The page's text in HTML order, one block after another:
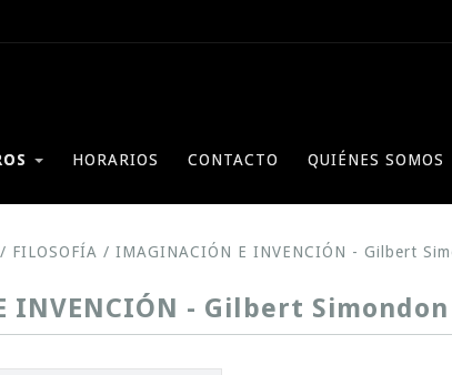
HORARIOS CONTACTO QUIÉNES SOMOS
/ FILOSOFÍA / IMAGINACIÓN E INVENCIÓN - Gilbert
INVENCIÓN - Gilbert